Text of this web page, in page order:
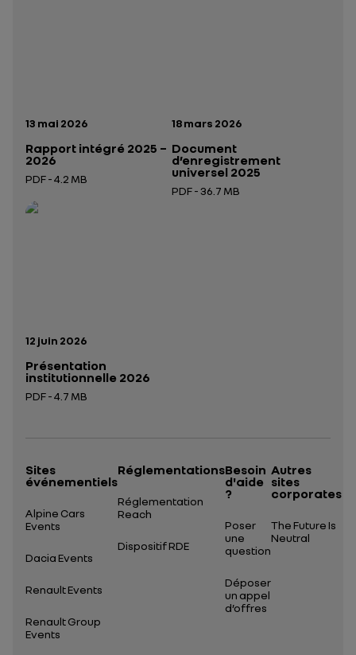
Date de publication:
13 mai 2026
Rapport intégré 2025 –
2026
PDF - 4.2 MB
Ouverture dans un nouvel onglet
Date de publication:
18 mars 2026
Document
d’enregistrement
universel 2025
PDF - 36.7 MB
Date de publication:
12 juin 2026
Présentation
institutionnelle 2026
PDF - 4.7 MB
Sites
événementiels
Alpine Cars
Events
Dacia Events
Renault Events
Renault Group
Events
Réglementations
Réglementation
Reach
Dispositif RDE
Besoin
d'aide
?
Poser
une
question
Déposer
un appel
d’offres
Autres
sites
corporates
The Future Is
Neutral